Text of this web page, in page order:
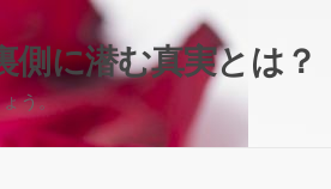
に潜む真実とは？
う。